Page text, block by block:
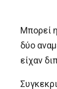
Μπορεί η
δύο
είχαν